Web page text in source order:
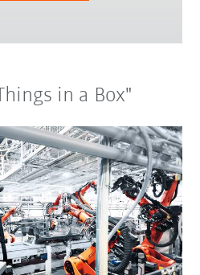
in a Box"